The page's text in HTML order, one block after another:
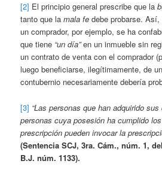
[2] El principio general prescribe que la
tanto que lamala fe debe probarse.
un comprador, por ejemplo, se ha
que tiene “un día”en un inmueble sin
un contrato de venta con el comprador
luego beneficiarse, ilegítimamente, de
contubernio necesariamente debería
[3] “Las personas que han adquirido
personas cuya posesión ha cumplido
prescripción pueden invocar la
(Sentencia SCJ, 3ra. Cám., núm. 1,
B.J. núm. 1133).